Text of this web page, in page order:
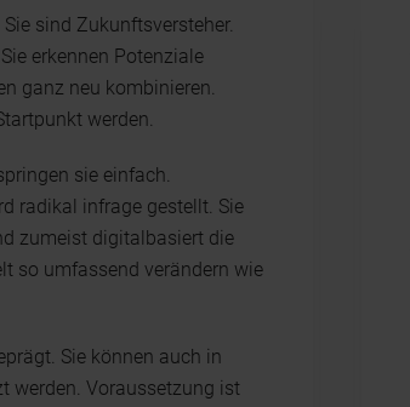
sind Zukunftsversteher.
erkennen Potenziale
ganz neu kombinieren.
werden.
sie einfach.
radikal infrage gestellt. Sie
zumeist digitalbasiert die
so umfassend verändern wie
Sie können auch in
werden. Voraussetzung ist